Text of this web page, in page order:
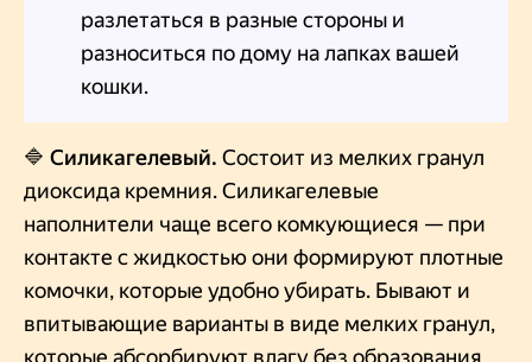
разлетаться в разные стороны и
разноситься по дому на лапках вашей
кошки.
🔷 Силикагелевый. Состоит из мелких гранул
диоксида кремния. Силикагелевые
наполнители чаще всего комкующиеся — при
контакте с жидкостью они формируют плотные
комочки, которые удобно убирать. Бывают и
впитывающие варианты в виде мелких гранул,
которые абсорбируют влагу без образования